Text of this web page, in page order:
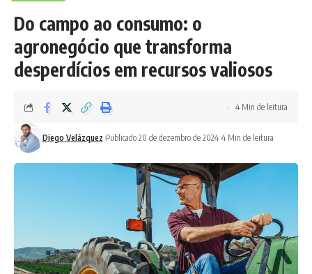
Do campo ao consumo: o
agronegócio que transforma
desperdícios em recursos valiosos
Diego Velázquez Publicado 20 de dezembro de 2024 4 Min de leitura
4 Min de leitura